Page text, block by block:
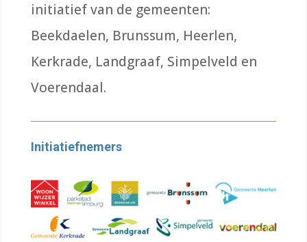
initiatief van de gemeenten:
Beekdaelen, Brunssum, Heerlen,
Kerkrade, Landgraaf, Simpelveld en
Voerendaal.
Initiatiefnemers